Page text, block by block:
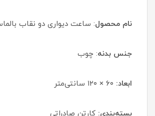
نام محصول: ساعت دیواری دو نقاب
جنس بدنه: چوب
ابعاد:
بسته‌بندی: کارتن صادراتی